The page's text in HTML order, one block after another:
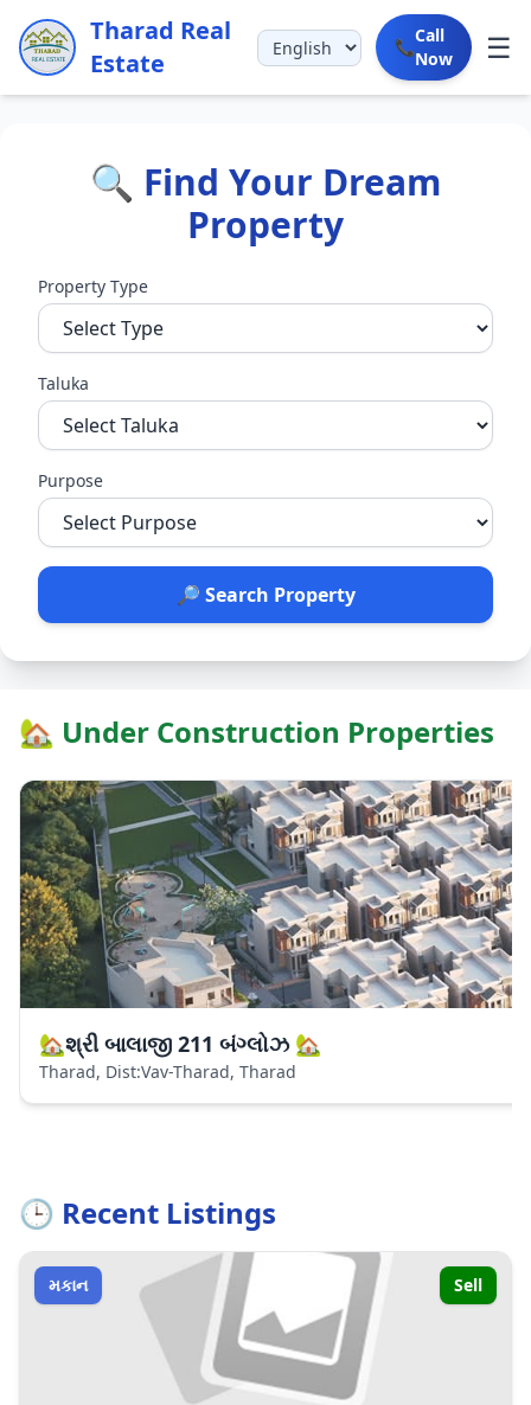
Tharad Real
Estate
📞
Call
Now
☰
🔍 Find Your Dream
Property
Property Type
Taluka
Purpose
🔎 Search Property
🏡 Under Construction Properties
🏡શ્રી બાલાજી 211 બંગ્લોઝ 🏡
Tharad, Dist:Vav-Tharad, Tharad
🕒 Recent Listings
મકાન Sell